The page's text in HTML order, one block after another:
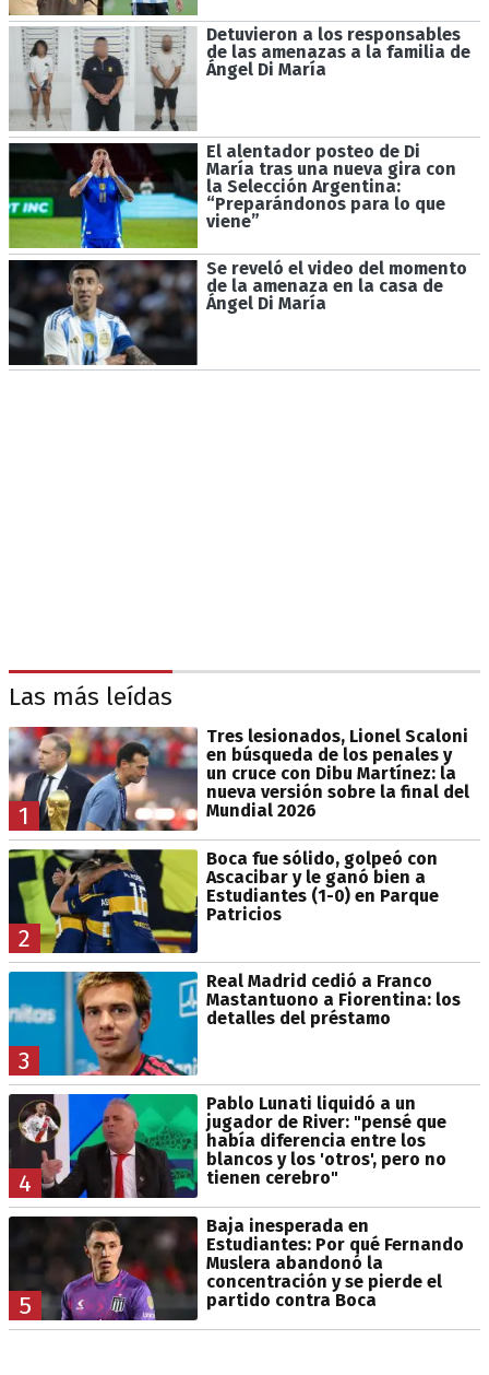
Detuvieron a los responsables
de las amenazas a la familia de
Ángel Di María
El alentador posteo de Di
María tras una nueva gira con
la Selección Argentina:
“Preparándonos para lo que
viene”
Se reveló el video del momento
de la amenaza en la casa de
Ángel Di María
Las más leídas
1
Tres lesionados, Lionel Scaloni
en búsqueda de los penales y
un cruce con Dibu Martínez: la
nueva versión sobre la final del
Mundial 2026
2
Boca fue sólido, golpeó con
Ascacibar y le ganó bien a
Estudiantes (1-0) en Parque
Patricios
3
Real Madrid cedió a Franco
Mastantuono a Fiorentina: los
detalles del préstamo
4
Pablo Lunati liquidó a un
jugador de River: "pensé que
había diferencia entre los
blancos y los 'otros', pero no
tienen cerebro"
5
Baja inesperada en
Estudiantes: Por qué Fernando
Muslera abandonó la
concentración y se pierde el
partido contra Boca